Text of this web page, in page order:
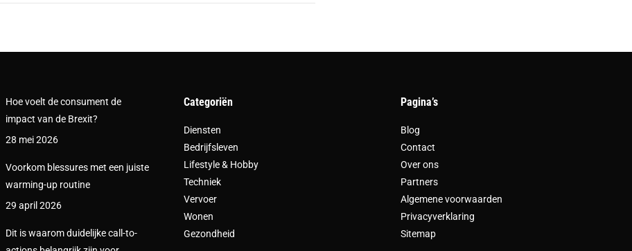
Hoe voelt de consument de
impact van de Brexit?
28 mei 2026
Voorkom blessures met een juiste
warming-up routine
29 april 2026
Dit is waarom duidelijke call-to-
Categoriën
Diensten
Bedrijfsleven
Lifestyle & Hobby
Techniek
Vervoer
Wonen
Gezondheid
Pagina’s
Blog
Contact
Over ons
Partners
Algemene voorwaarden
Privacyverklaring
Sitemap